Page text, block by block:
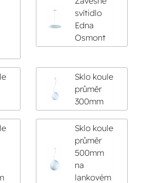
svítidlo
Edna
Osmont
Sklo koule
průměr
300mm
Sklo koule
průměr
500mm
na
lankovém